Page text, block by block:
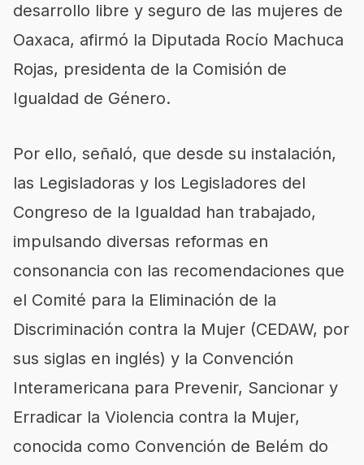
desarrollo libre y seguro de las mujeres de
Oaxaca, afirmó la Diputada Rocío Machuca
Rojas, presidenta de la Comisión de
Igualdad de Género.
Por ello, señaló, que desde su instalación,
las Legisladoras y los Legisladores del
Congreso de la Igualdad han trabajado,
impulsando diversas reformas en
consonancia con las recomendaciones que
el Comité para la Eliminación de la
Discriminación contra la Mujer (CEDAW, por
sus siglas en inglés) y la Convención
Interamericana para Prevenir, Sancionar y
Erradicar la Violencia contra la Mujer,
conocida como Convención de Belém do